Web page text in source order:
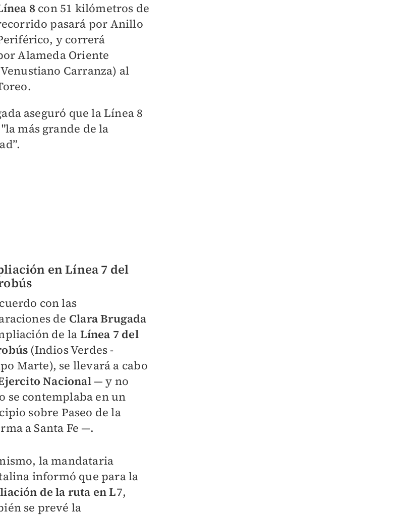
8con 51 kilómetros de
pasará por Anillo
y correrá
Alameda Oriente
Carranza) al
aseguró que la Línea 8
más grande de la
en Línea 7 del
con las
de Clara Brugada
de la Línea 7 del
(Indios Verdes -
Marte), se llevará a cabo
Nacional— y no
se contemplaba en un
sobre Paseo de la
a Santa Fe—.
la mandataria
informó que para la
de la ruta en L7,
se prevé la